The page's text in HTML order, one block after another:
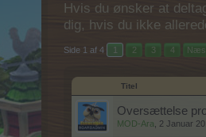
Hvis du ønsker at
dig, hvis du ikke
Side 1 af 4 1 2 3 4
Titel
Oversættelse
MOD-Ara 2 Januar